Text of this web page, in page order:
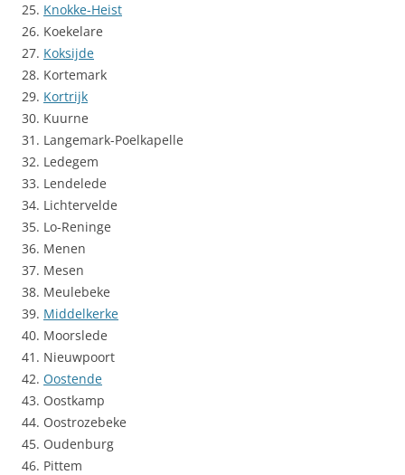
25. Knokke-Heist
26. Koekelare
27. Koksijde
28. Kortemark
29. Kortrijk
30. Kuurne
31. Langemark-Poelkapelle
32. Ledegem
33. Lendelede
34. Lichtervelde
35. Lo-Reninge
36. Menen
37. Mesen
38. Meulebeke
39. Middelkerke
40. Moorslede
41. Nieuwpoort
42. Oostende
43. Oostkamp
44. Oostrozebeke
45. Oudenburg
46. Pittem